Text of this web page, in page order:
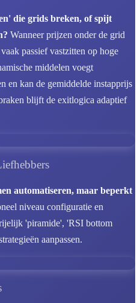
die grids breken, of spijt
Wanneer prijzen onder de grid
passief vastzitten op hoge
middelen voegt
en kan de gemiddelde instapprijs
blijft de exitlogica adaptief
automatiseren, maar beperkt
niveau configuratie en
'piramide', 'RSI bottom
aanpassen.